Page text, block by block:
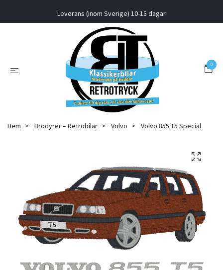
Leverans (inom Sverige) 10-15 dagar
0
Hem Brodyrer – Retrobilar Volvo Volvo 855 T5 Special